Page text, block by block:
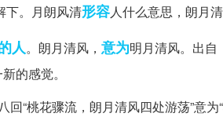
下。月朗风清形容人什么意思，朗月
人。朗月清风， 意为明月清风。出自
的感觉。
“桃花骤流，朗月清风四处游荡”意